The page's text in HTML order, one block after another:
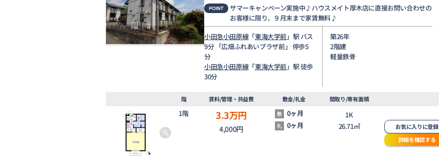
サマーキャンペーン実施中♪ハウスメイト厚木店に直接お問い合わせの
お客様に限り、９月末まで家賃無料♪
小田急小田原線「東海大学前」駅 バス
9分 「広畑ふれあいプラザ前」 停歩5
分
小田急小田原線「東海大学前」駅 徒歩
30分
築26年
2階建
軽量鉄骨
階 賃料/管理・共益費 敷金/礼金 間取り/専有面積
1階 3.3万円
4,000円
敷 0ヶ月
礼 0ヶ月
1K
26.71㎡
お気に入りに登録
詳細を確認する